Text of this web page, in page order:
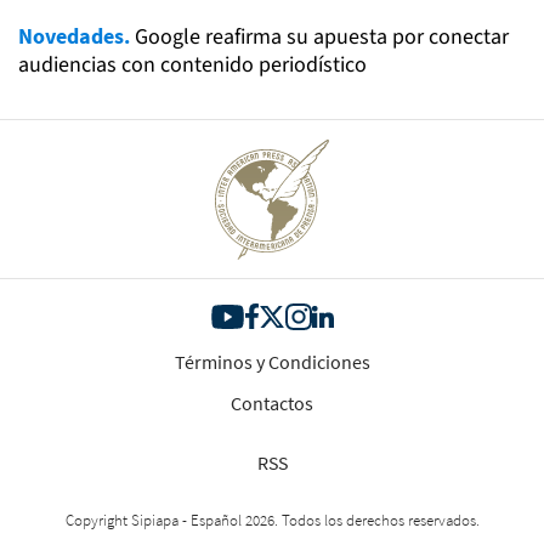
Novedades. Google reafirma su apuesta por conectar
audiencias con contenido periodístico
Términos y Condiciones
Contactos
RSS
Copyright Sipiapa - Español 2026. Todos los derechos reservados.